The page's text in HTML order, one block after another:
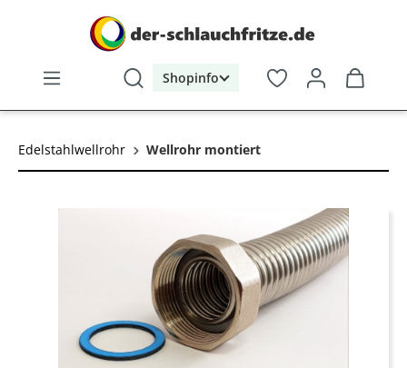
Shopinfo
Edelstahlwellrohr Wellrohr montiert